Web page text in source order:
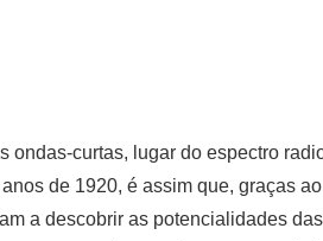
ondas-curtas, lugar do espectro
de 1920, é assim que, graças
a descobrir as potencialidades